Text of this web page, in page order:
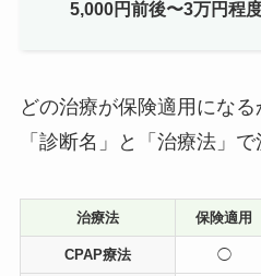
5,000円前後〜3万円程
どの治療が保険適用にな
「診断名」と「治療法」で
治療法 保険適用
CPAP療法 ◯